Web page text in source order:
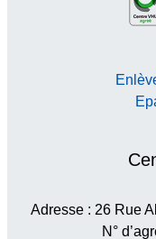
Adresse : 26 Rue
N°